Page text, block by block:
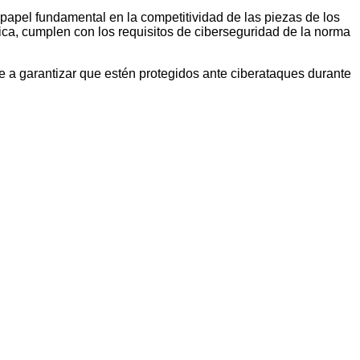
fundamental en la competitividad de las piezas de los
cumplen con los requisitos de ciberseguridad de la norma
garantizar que estén protegidos ante ciberataques durante